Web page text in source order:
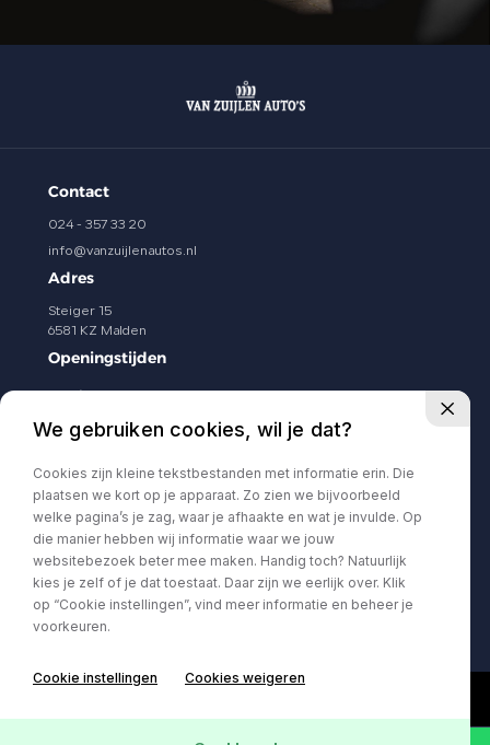
Contact
024 - 357 33 20
info@vanzuijlenautos.nl
Adres
Steiger 15
6581 KZ Malden
Openingstijden
Zaterdag 09.00 - 13.00
Volg ons
We gebruiken cookies, wil je dat?
Cookies zijn kleine tekstbestanden met informatie erin. Die
plaatsen we kort op je apparaat. Zo zien we bijvoorbeeld
welke pagina’s je zag, waar je afhaakte en wat je invulde. Op
die manier hebben wij informatie waar we jouw
websitebezoek beter mee maken. Handig toch? Natuurlijk
kies je zelf of je dat toestaat. Daar zijn we eerlijk over. Klik
op “Cookie instellingen”, vind meer informatie en beheer je
voorkeuren.
Cookie instellingen Cookies weigeren